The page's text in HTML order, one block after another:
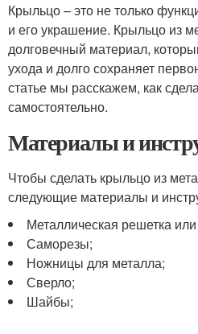
Крыльцо – это не только
и его украшение. Крыльцо из
долговечный материал,
ухода и долго сохраняет
статье мы расскажем, как
самостоятельно.
Материалы и
Чтобы сделать крыльцо из
следующие материалы и
Металлическая решетка
Саморезы;
Ножницы для металла;
Сверло;
Шайбы;